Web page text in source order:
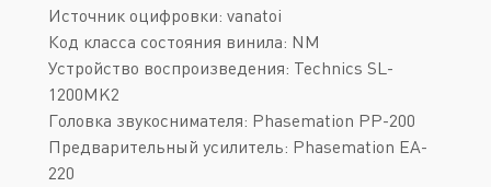
Источник оцифровки: vanatoi
Код класса состояния винила: NM
Устройство воспроизведения: Technics SL-
1200MK2
Головка звукоснимателя: Phasemation PP-200
Предварительный усилитель: Phasemation EA-
220